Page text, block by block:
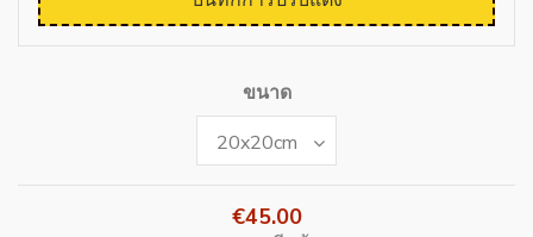
ขนาด
€45.00